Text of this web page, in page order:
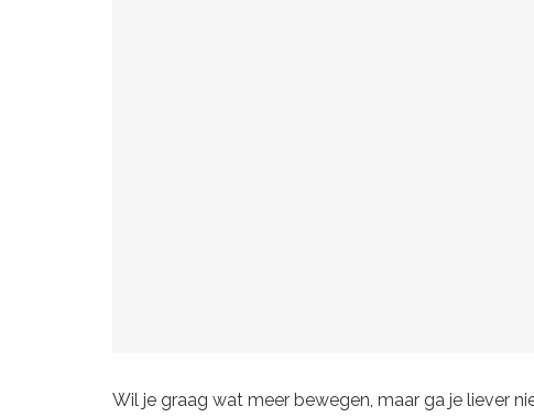
Wil je graag wat meer bewegen, maar ga je liever